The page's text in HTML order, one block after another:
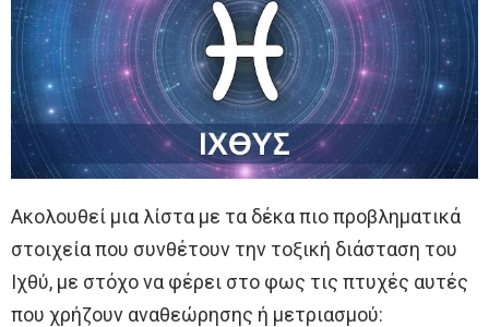
Ακολουθεί μια λίστα με τα δέκα πιο προβληματικά
στοιχεία που συνθέτουν την τοξική διάσταση του
Ιχθύ, με στόχο να φέρει στο φως τις πτυχές αυτές
που χρήζουν αναθεώρησης ή μετριασμού: